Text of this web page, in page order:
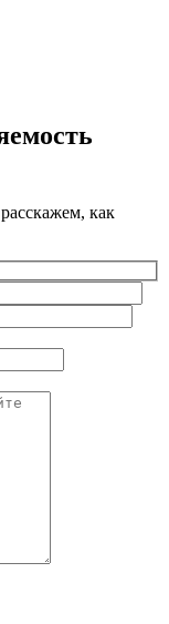
как